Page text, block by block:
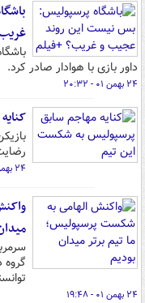
داور بازی با هوادار صادر کرد.
۲۴ بهمن ۰۱ - ۲۰:۳۲
۲۴ بهمن ۰۱ - ۲۰:۰۷
۲۴ بهمن ۰۱ - ۱۹:۴۸